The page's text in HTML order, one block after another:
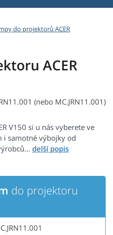
do projektorů ACER
ACER
(nebo MC.JRN11.001)
V150 si u nás vyberete ve
i samotné výbojky od
do projektoru